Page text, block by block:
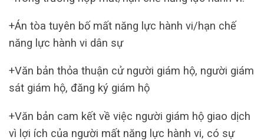
+Án tòa tuyên bố mất năng lực hành vi/hạn chế
năng lực hành vi dân sự
+Văn bản thỏa thuận cử người giám hộ, người giám
sát giám hộ, đăng ký giám hộ
+Văn bản cam kết về việc người giám hộ giao dịch
vì lợi ích của người mất năng lực hành vi, có sự